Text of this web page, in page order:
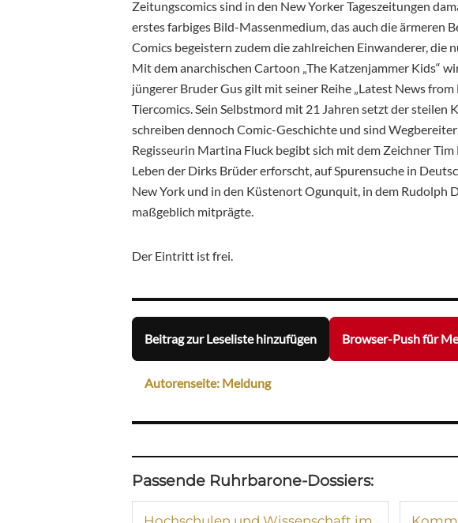
Zeitungscomics sind in den New Yorker Tageszeitungen
erstes farbiges Bild-Massenmedium, das auch die ärmeren
Comics begeistern zudem die zahlreichen Einwanderer, die
Mit dem anarchischen Cartoon „The Katzenjammer Kids“
jüngerer Bruder Gus gilt mit seiner Reihe „Latest News from
Tiercomics. Sein Selbstmord mit 21 Jahren setzt der steilen
schreiben dennoch Comic-Geschichte und sind
Regisseurin Martina Fluck begibt sich mit dem Zeichner
Leben der Dirks Brüder erforscht, auf Spurensuche in
New York und in den Küstenort Ogunquit, in dem Rudolph
maßgeblich mitprägte.
Der Eintritt ist frei.
Beitrag zur Leseliste hinzufügen Browser-Push für
Autorenseite: Meldung
Passende Ruhrbarone-Dossiers: